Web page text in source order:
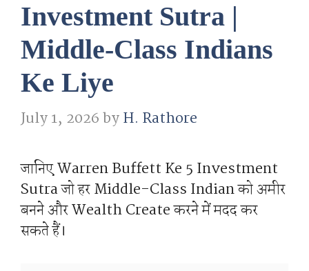
Investment Sutra |
Middle-Class Indians
Ke Liye
July 1, 2026byH. Rathore
जानिए Warren Buffett Ke 5 Investment
Sutra जो हर Middle-Class Indian को अमीर
बनने और Wealth Create करने में मदद कर
सकते हैं।